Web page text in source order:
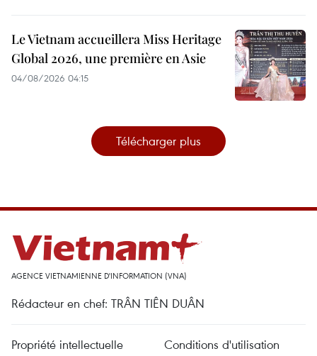
Le Vietnam accueillera Miss Heritage
Global 2026, une première en Asie
04/08/2026 04:15
Télécharger plus
AGENCE VIETNAMIENNE D'INFORMATION (VNA)
Rédacteur en chef: TRÂN TIÊN DUÂN
Propriété intellectuelle Conditions d'utilisation